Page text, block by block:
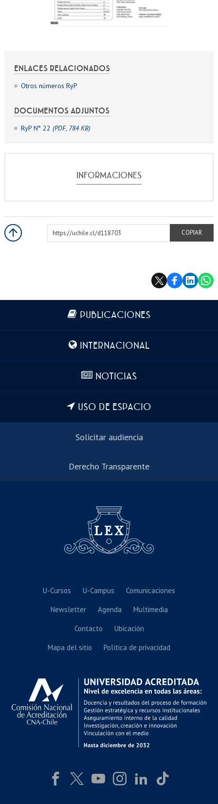
ENLACES RELACIONADOS
Otros números RyP
DOCUMENTOS ADJUNTOS
RyP N° 22 (PDF, 784 KB)
INFORMACIONES
https://uchile.cl/d118703
COPIAR
Más información
PUBLICACIONES
INTERNACIONAL
NOTICIAS
USO DE ESPACIO
Solicitar audiencia
Derecho Transparente
U-Cursos U-Campus Comunicaciones
Newsletter Agenda Multimedia
Contacto Ubicación
Mapa del sitio Política de privacidad